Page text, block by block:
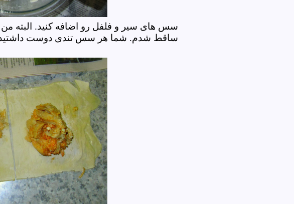
سس های سیر و فلفل رو اضافه کنید. البته من
ساقط شدم. شما هر سس تندی دوست داشتید